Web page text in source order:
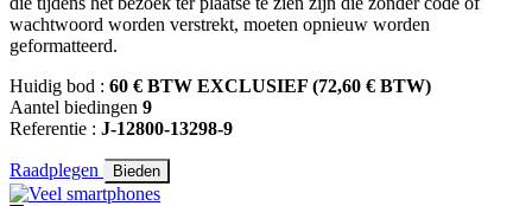
wachtwoord worden verstrekt, moeten opnieuw worden
geformatteerd.
Huidig bod : 60 € BTW EXCLUSIEF (72,60 € BTW)
Aantel biedingen 9
Referentie : J-12800-13298-9
Raadplegen Bieden